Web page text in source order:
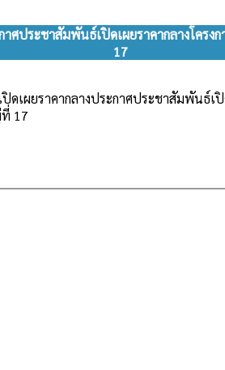
ศประชาสัมพันธ์เปิดเผยราคากลางโคร
17
เผยราคากลางประกาศประชาสัมพันธ์เ
17